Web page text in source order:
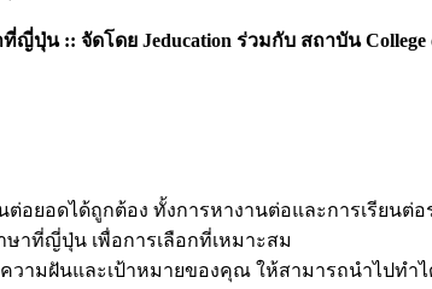
ที่ญี่ปุ่น :: จัดโดย Jeducation ร่วมกับ สถาบัน
ต่อยอดได้ถูกต้อง ทั้งการหางานต่อและการเรียนต่อ
าที่ญี่ปุ่น เพื่อการเลือกที่เหมาะสม
วามฝันและเป้าหมายของคุณ ให้สามารถนำไปทำไ